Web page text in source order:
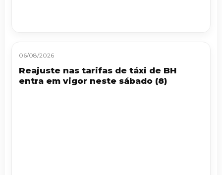
06/08/2026
Reajuste nas tarifas de táxi de BH
entra em vigor neste sábado (8)